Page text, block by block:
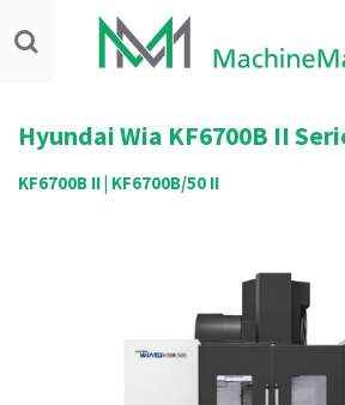
direct
hoofdinhoud
Hyundai Wia KF6700B II
KF6700B II | KF6700B/50 II